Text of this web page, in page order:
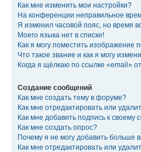
Как мне изменить мои настройки?
На конференции неправильное
Я изменил часовой пояс, но время
Моего языка нет в списке!
Как я могу поместить изображение
Что такое звание и как я могу
Когда я щёлкаю по ссылке «email»
Создание сообщений
Как мне создать тему в форуме?
Как мне отредактировать или
Как мне добавить подпись к своему
Как мне создать опрос?
Почему я не могу добавить больше
Как мне отредактировать или